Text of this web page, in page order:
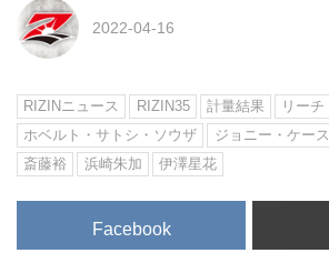
2022-04-16
RIZINニュース RIZIN35 計量結果
リーチ
ホベルト・サトシ・ソウザ
ジョニー・ケース
斎藤裕
浜崎朱加 伊澤星花
Facebook